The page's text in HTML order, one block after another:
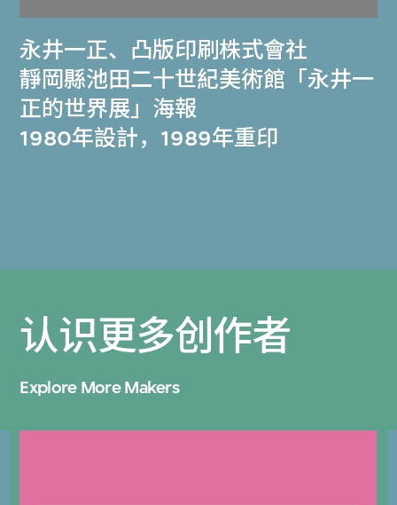
永井一正、 凸版印刷株式會社
靜岡縣池田二十世紀美術館「永井一
正的世界展」海報
1980年設計，1989年重印
认识更多创作者
Explore More Makers